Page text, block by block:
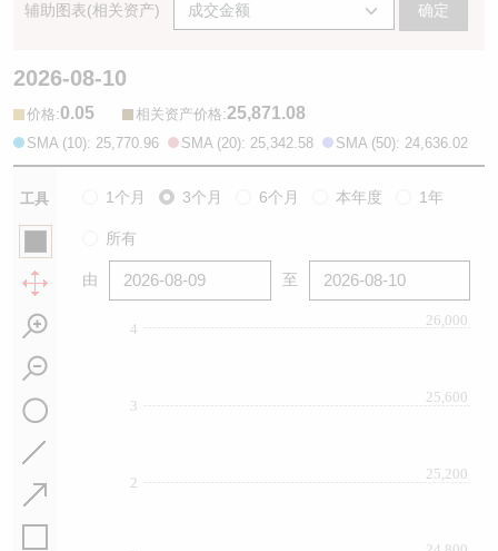
辅助图表(相关资产) 确定
2026-08-10
价格:0.05 相关资产价格:25,871.08
SMA (10): 25,770.96 SMA (20): 25,342.58 SMA (50): 24,636.02
工具 1个月 3个月 6个月 本年度 1年
所有
由 至
2
3
4
25,200
25,600
26,000